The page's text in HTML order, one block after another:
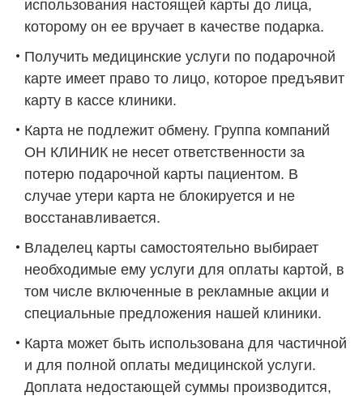
использования настоящей карты до лица,
которому он ее вручает в качестве подарка.
Получить медицинские услуги по подарочной
карте имеет право то лицо, которое предъявит
карту в кассе клиники.
Карта не подлежит обмену. Группа компаний
ОН КЛИНИК не несет ответственности за
потерю подарочной карты пациентом. В
случае утери карта не блокируется и не
восстанавливается.
Владелец карты самостоятельно выбирает
необходимые ему услуги для оплаты картой, в
том числе включенные в рекламные акции и
специальные предложения нашей клиники.
Карта может быть использована для частичной
и для полной оплаты медицинской услуги.
Доплата недостающей суммы производится,